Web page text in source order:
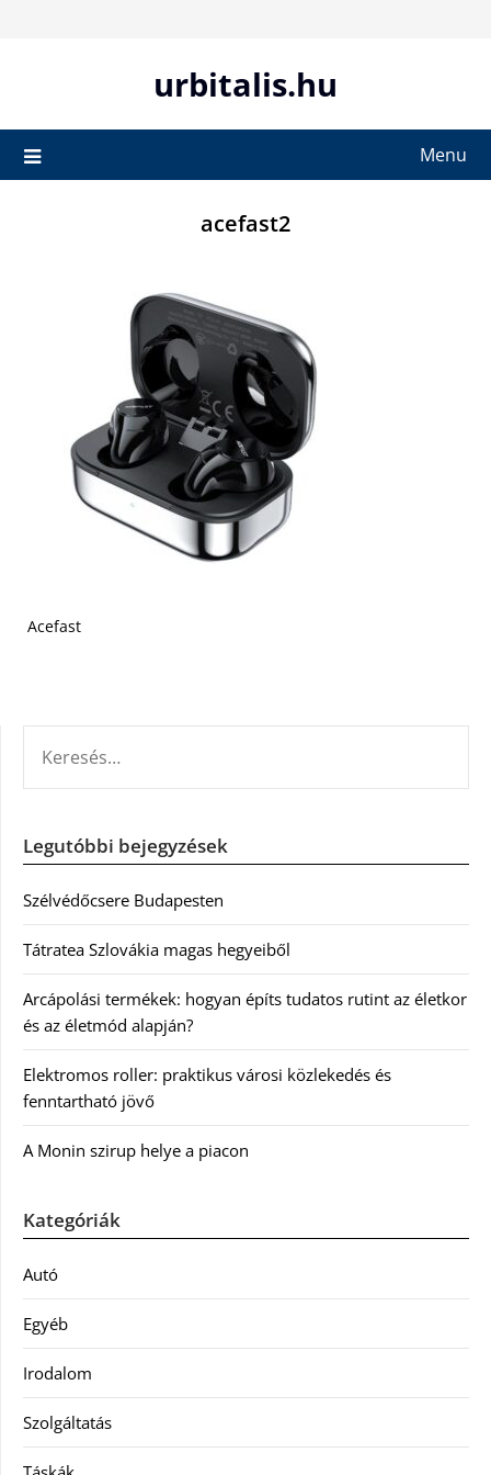
urbitalis.hu
Menu
acefast2
Acefast
Legutóbbi bejegyzések
Szélvédőcsere Budapesten
Tátratea Szlovákia magas hegyeiből
Arcápolási termékek: hogyan építs tudatos rutint az életkor
és az életmód alapján?
Elektromos roller: praktikus városi közlekedés és
fenntartható jövő
A Monin szirup helye a piacon
Kategóriák
Autó
Egyéb
Irodalom
Szolgáltatás